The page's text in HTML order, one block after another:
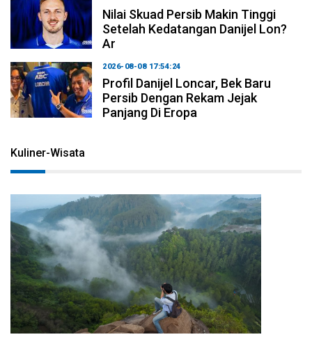
Nilai Skuad Persib Makin Tinggi
Setelah Kedatangan Danijel Lon?
Ar
2026-08-08 17:54:24
Profil Danijel Loncar, Bek Baru
Persib Dengan Rekam Jejak
Panjang Di Eropa
Kuliner-Wisata
2026-08-07 15:00:00